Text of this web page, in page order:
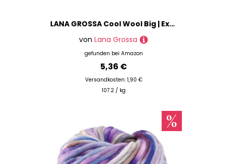
LANA GROSSA Cool Wool Big | Extrafeine Merinowolle waschmaschinenfest und filzfrei | Handstrickgarn aus 100% Schurwolle (Merino) | 50g Wolle zum Stricken & Häkeln | 120m Garn FB 949
von Lana Grossa
gefunden bei Amazon
5,36 €
Versandkosten: 1,90 €
107.2 / kg